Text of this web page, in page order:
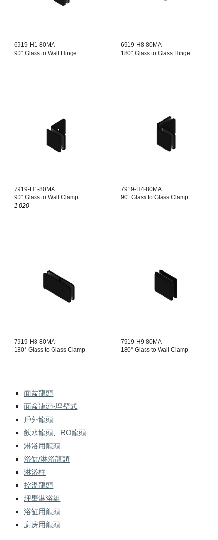
6919-H1-80MA
90° Glass to Wall Hinge
6919-H8-80MA
180° Glass to Glass Hinge
7919-H1-80MA
90° Glass to Wall Clamp
1,020
7919-H4-80MA
90° Glass to Glass Clamp
7919-H8-80MA
180° Glass to Glass Clamp
7919-H9-80MA
180° Glass to Wall Clamp
面盆龍頭
面盆龍頭-埋壁式
戶外龍頭
飲水龍頭、RO龍頭
淋浴用龍頭
浴缸/淋浴龍頭
淋浴柱
控溫龍頭
埋壁淋浴組
浴缸用龍頭
廚房用龍頭